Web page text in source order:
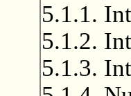
5.1.1.
5.1.2.
5.1.3.